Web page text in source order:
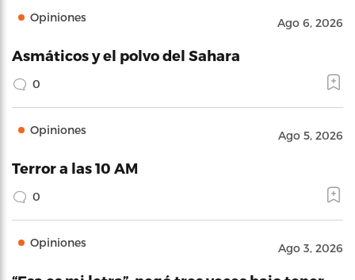
Opiniones Ago 6, 2026
Asmáticos y el polvo del Sahara
0
Opiniones Ago 5, 2026
Terror a las 10 AM
0
Opiniones Ago 3, 2026